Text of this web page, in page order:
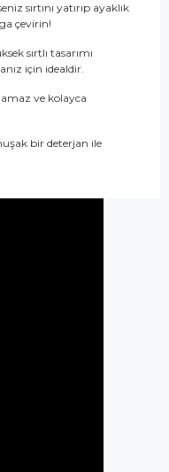
sırtını yatırıp ayaklık
çevirin!
sırtlı tasarımı
için idealdir.
ve kolayca
bir deterjan ile